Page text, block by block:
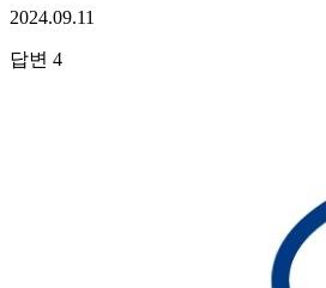
2024.09.11
답변 4